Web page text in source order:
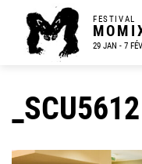
FESTIVAL
29 JAN - 7
_SCU5612